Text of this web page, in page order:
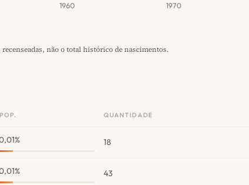
1960 1970
não o total histórico de nascimentos.
QUANTIDADE
18
43